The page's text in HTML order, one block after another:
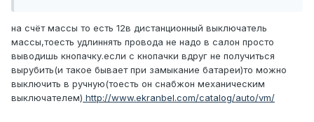
на счёт массы то есть 12в дистанционный выключатель
массы,тоесть удлиннять провода не надо в салон просто
выводишь кнопачку.если с кнопачки вдруг не получиться
вырубить(и такое бывает при замыкание батареи)то можно
выключить в ручную(тоесть он снабжон механическим
выключателем) http://www.ekranbel.com/catalog/auto/vm/